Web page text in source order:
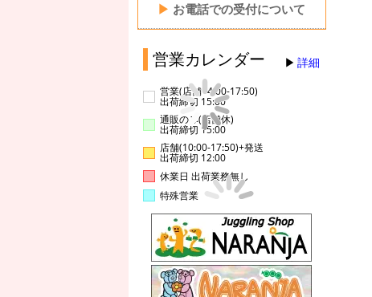
▶ お電話での受付について
営業カレンダー 詳細
営業(店舗14:00-17:50)
出荷締切 15:00
通販のみ(店舗休)
出荷締切 15:00
店舗(10:00-17:50)+発送
出荷締切 12:00
休業日 出荷業務無し
特殊営業